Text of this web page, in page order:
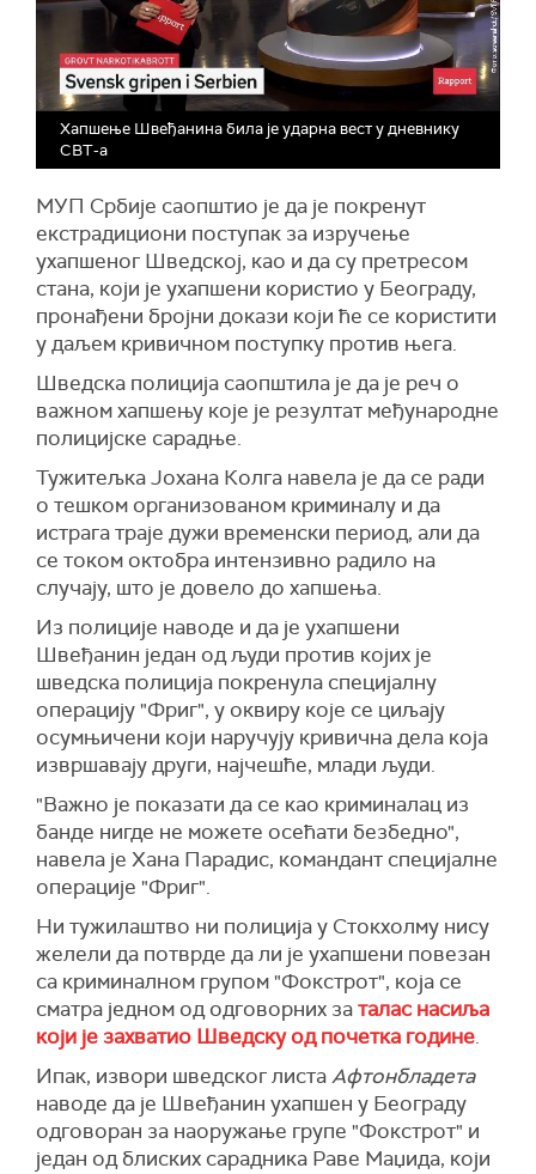
Хапшење Швеђанина била је ударна вест у дневнику
СВТ-а
МУП Србије саопштио је да је покренут
екстрадициони поступак за изручење
ухапшеног Шведској, као и да су претресом
стана, који је ухапшени користио у Београду,
пронађени бројни докази који ће се користити
у даљем кривичном поступку против њега.
Шведска полиција саопштила је да је реч о
важном хапшењу које је резултат међународне
полицијске сарадње.
Тужитељка Јохана Колга навела је да се ради
о тешком организованом криминалу и да
истрага траје дужи временски период, али да
се током октобра интензивно радило на
случају, што је довело до хапшења.
Из полиције наводе и да је ухапшени
Швеђанин један од људи против којих је
шведска полиција покренула специјалну
операцију "Фриг", у оквиру које се циљају
осумњичени који наручују кривична дела која
извршавају други, најчешће, млади људи.
"Важно је показати да се као криминалац из
банде нигде не можете осећати безбедно",
навела је Хана Парадис, командант специјалне
операције "Фриг".
Ни тужилаштво ни полиција у Стокхолму нису
желели да потврде да ли је ухапшени повезан
са криминалном групом "Фокстрот", која се
сматра једном од одговорних заталас насиља
који је захватио Шведску од почетка године.
Ипак, извори шведског листаАфтонбладета
наводе да је Швеђанин ухапшен у Београду
одговоран за наоружање групе "Фокстрот" и
један од блиских сарадника Раве Маџида, који